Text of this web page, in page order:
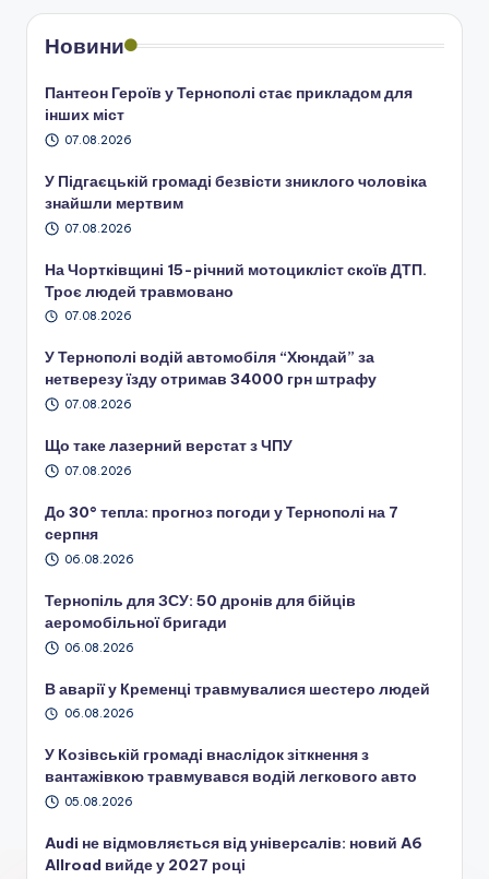
Новини
Пантеон Героїв у Тернополі стає прикладом для
інших міст
07.08.2026
У Підгаєцькій громаді безвісти зниклого чоловіка
знайшли мертвим
07.08.2026
На Чортківщині 15-річний мотоцикліст скоїв ДТП.
Троє людей травмовано
07.08.2026
У Тернополі водій автомобіля “Хюндай” за
нетверезу їзду отримав 34000 грн штрафу
07.08.2026
Що таке лазерний верстат з ЧПУ
07.08.2026
До 30° тепла: прогноз погоди у Тернополі на 7
серпня
06.08.2026
Тернопіль для ЗСУ: 50 дронів для бійців
аеромобільної бригади
06.08.2026
В аварії у Кременці травмувалися шестеро людей
06.08.2026
У Козівській громаді внаслідок зіткнення з
вантажівкою травмувався водій легкового авто
05.08.2026
Audi не відмовляється від універсалів: новий A6
Allroad вийде у 2027 році